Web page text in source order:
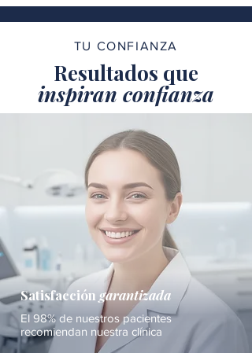
TU CONFIANZA
Resultados que
inspiran confianza
Satisfacción garantizada
El 98% de nuestros pacientes
recomiendan nuestra clínica